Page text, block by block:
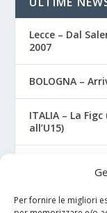
Per fornire le migliori
Lecce – Dal
2007
BOLOGNA –
ITALIA – La
all’U15)
NAPOLI – Tre